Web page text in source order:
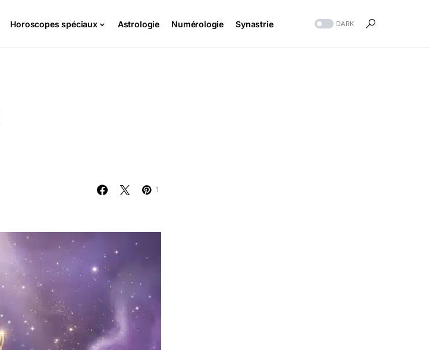
Horoscopes spéciaux Astrologie Numérologie Synastrie DARK
1